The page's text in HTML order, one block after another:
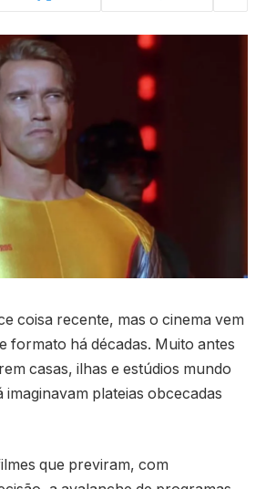
coisa recente, mas o cinema vem
formato há décadas. Muito antes
casas, ilhas e estúdios mundo
plateias obcecadas
que previram, com